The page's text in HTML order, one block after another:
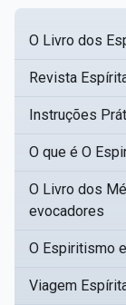
O Livro dos
Revista
Instruções
O que é O
O Livro dos
evocadores
O Espiritismo
Viagem